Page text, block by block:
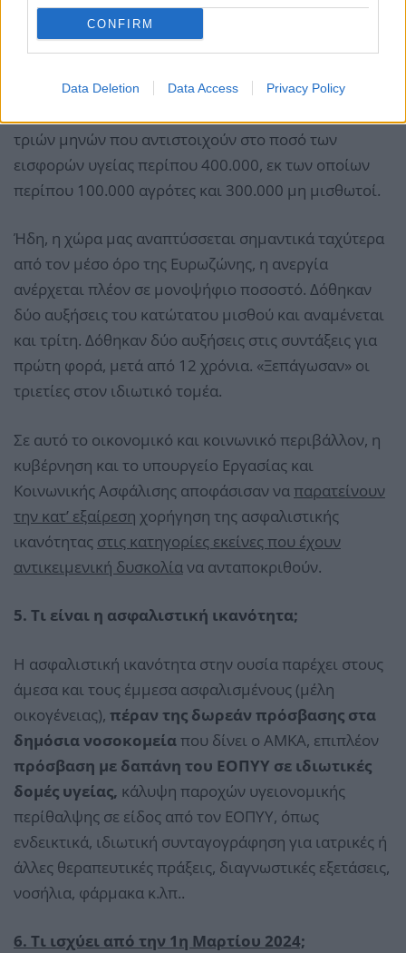
CONFIRM
Data Deletion Data Access Privacy Policy
για πρώτη φορά το 2022 δόθηκε η δυνατότητα να
λάβουν ετήσια ασφαλιστική ικανότητα με μόνη την
σε εισφορές περίπου τριών μηνών. Από 800.000 εν
τριών μηνών που αντιστοιχούν στο ποσό των
εισφορών υγείας περίπου 400.000, εκ των οποίων
περίπου 100.000 αγρότες και 300.000 μη μισθωτοί.
Ήδη, η χώρα μας αναπτύσσεται σημαντικά ταχύτερα
από τον μέσο όρο της Ευρωζώνης, η ανεργία
ανέρχεται πλέον σε μονοψήφιο ποσοστό. Δόθηκαν
δύο αυξήσεις του κατώτατου μισθού και αναμένεται
και τρίτη. Δόθηκαν δύο αυξήσεις στις συντάξεις για
πρώτη φορά, μετά από 12 χρόνια. «Ξεπάγωσαν» οι
τριετίες στον ιδιωτικό τομέα.
Σε αυτό το οικονομικό και κοινωνικό περιβάλλον, η
κυβέρνηση και το υπουργείο Εργασίας και
Κοινωνικής Ασφάλισης αποφάσισαν ναπαρατείνουν
την κατ’ εξαίρεση χορήγηση της ασφαλιστικής
ικανότητας στις κατηγορίες εκείνες που έχουν
αντικειμενική δυσκολίανα ανταποκριθούν.
5. Τι είναι η ασφαλιστική ικανότητα;
Η ασφαλιστική ικανότητα στην ουσία παρέχει στους
άμεσα και τους έμμεσα ασφαλισμένους (μέλη
οικογένειας), πέραν της δωρεάν πρόσβασης στα
δημόσια νοσοκομείαπου δίνει ο ΑΜΚΑ, επιπλέον
πρόσβαση με δαπάνη του ΕΟΠΥΥ σε ιδιωτικές
δομές υγείας, κάλυψη παροχών υγειονομικής
περίθαλψης σε είδος από τον ΕΟΠΥΥ, όπως
ενδεικτικά, ιδιωτική συνταγογράφηση για ιατρικές ή
άλλες θεραπευτικές πράξεις, διαγνωστικές εξετάσεις,
νοσήλια, φάρμακα κ.λπ..
6. Τι ισχύει από την 1η Μαρτίου 2024;